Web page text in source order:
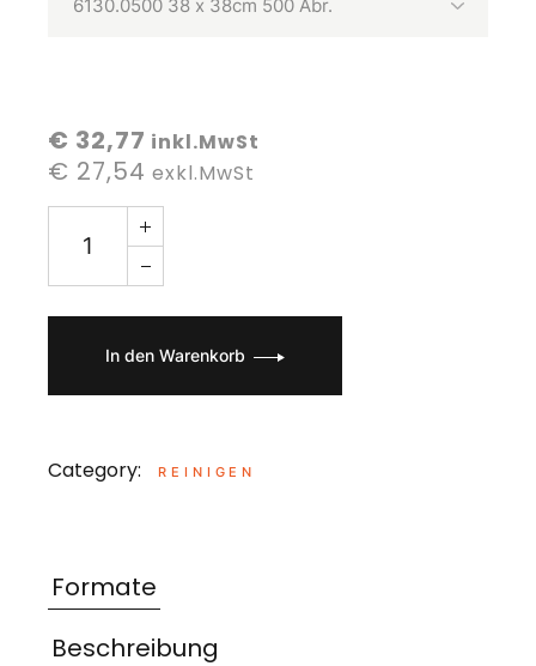
€ 32,77 inkl.MwSt
€ 27,54 exkl.MwSt
In den Warenkorb
Category: REINIGEN
Formate
Beschreibung